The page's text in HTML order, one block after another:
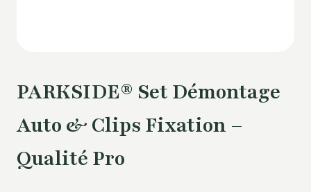
PARKSIDE® Set Démontage
Auto & Clips Fixation –
Qualité Pro